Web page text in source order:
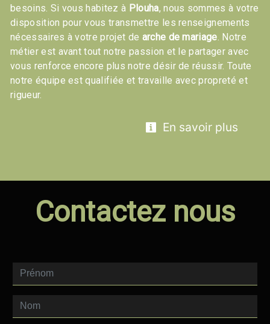
besoins. Si vous habitez à Plouha, nous sommes à votre
disposition pour vous transmettre les renseignements
nécessaires à votre projet de arche de mariage . Notre
métier est avant tout notre passion et le partager avec
vous renforce encore plus notre désir de réussir. Toute
notre équipe est qualifiée et travaille avec propreté et
rigueur.
En savoir plus
Contactez nous